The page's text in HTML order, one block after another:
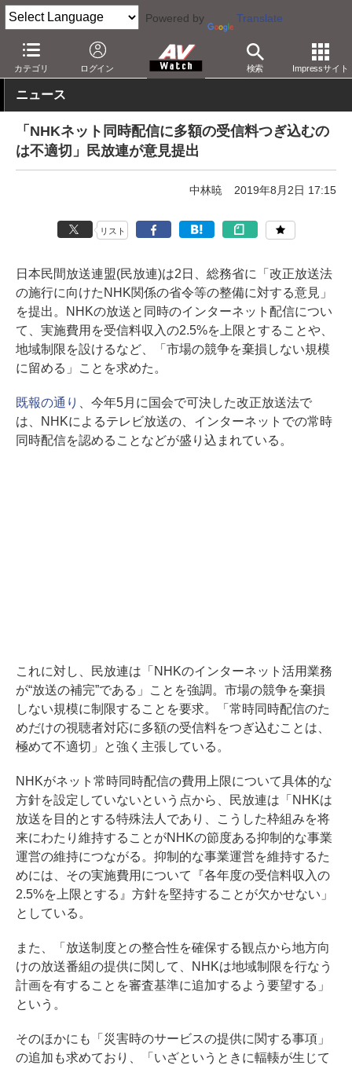
Powered by Translate
カテゴリ ログイン 検索 Impressサイト
AV Watch コンテンツ・サービス 映像配信
ニュース
「NHKネット同時配信に多額の受信料つぎ込むの
は不適切」民放連が意見提出
中林暁 2019年8月2日 17:15
リスト
日本民間放送連盟(民放連)は2日、総務省に「改正放送法
の施行に向けたNHK関係の省令等の整備に対する意見」
を提出。NHKの放送と同時のインターネット配信につい
て、実施費用を受信料収入の2.5%を上限とすることや、
地域制限を設けるなど、「市場の競争を棄損しない規模
に留める」ことを求めた。
既報の通り
、今年5月に国会で可決した改正放送法で
は、NHKによるテレビ放送の、インターネットでの常時
同時配信を認めることなどが盛り込まれている。
これに対し、民放連は「NHKのインターネット活用業務
が“放送の補完”である」ことを強調。市場の競争を棄損
しない規模に制限することを要求。「常時同時配信のた
めだけの視聴者対応に多額の受信料をつぎ込むことは、
極めて不適切」と強く主張している。
NHKがネット常時同時配信の費用上限について具体的な
方針を設定していないという点から、民放連は「NHKは
放送を目的とする特殊法人であり、こうした枠組みを将
来にわたり維持することがNHKの節度ある抑制的な事業
運営の維持につながる。抑制的な事業運営を維持するた
めには、その実施費用について『各年度の受信料収入の
2.5%を上限とする』方針を堅持することが欠かせない」
としている。
また、「放送制度との整合性を確保する観点から地方向
けの放送番組の提供に関して、NHKは地域制限を行なう
計画を有することを審査基準に追加するよう要望する」
という。
そのほかにも「災害時のサービスの提供に関する事項」
の追加も求めており、「いざというときに輻輳が生じて